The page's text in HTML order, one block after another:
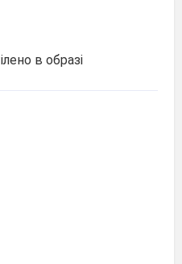
в образі